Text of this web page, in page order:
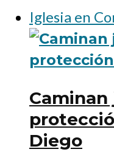
Iglesia en
Diego